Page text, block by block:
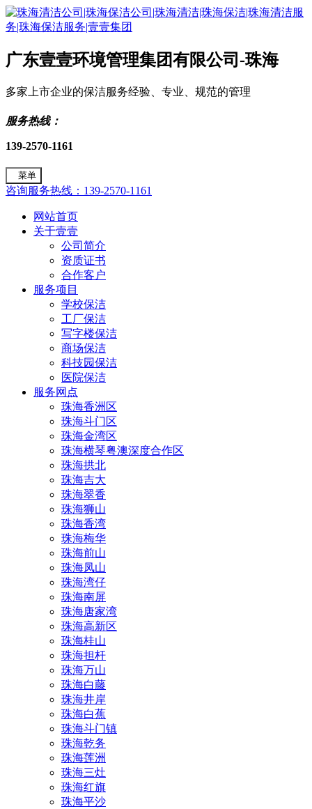
广东壹壹环境管理集团有限公司-珠海
多家上市企业的保洁服务经验、专业、规范的管理
服务热线：
139-2570-1161
菜单
咨询服务热线：139-2570-1161
网站首页
关于壹壹
公司简介
资质证书
合作客户
服务项目
学校保洁
工厂保洁
写字楼保洁
商场保洁
科技园保洁
医院保洁
服务网点
珠海香洲区
珠海斗门区
珠海金湾区
珠海横琴粤澳深度合作区
珠海拱北
珠海吉大
珠海翠香
珠海狮山
珠海香湾
珠海梅华
珠海前山
珠海凤山
珠海湾仔
珠海南屏
珠海唐家湾
珠海高新区
珠海桂山
珠海担杆
珠海万山
珠海白藤
珠海井岸
珠海白蕉
珠海斗门镇
珠海乾务
珠海莲洲
珠海三灶
珠海红旗
珠海平沙